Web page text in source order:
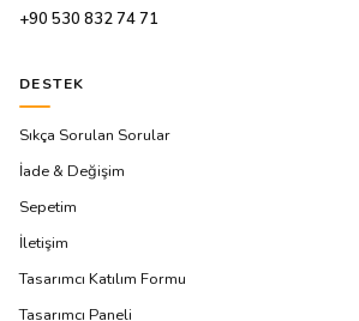
+90 530 832 74 71
DESTEK
Sıkça Sorulan Sorular
İade & Değişim
Sepetim
İletişim
Tasarımcı Katılım Formu
Tasarımcı Paneli